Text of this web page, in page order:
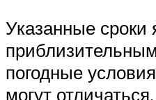
Указанные сроки
погодные
могут